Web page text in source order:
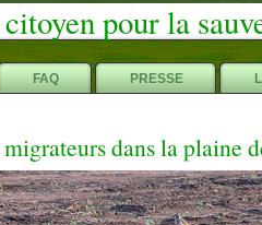
pour la
FAQ PRESSE
dans la plaine